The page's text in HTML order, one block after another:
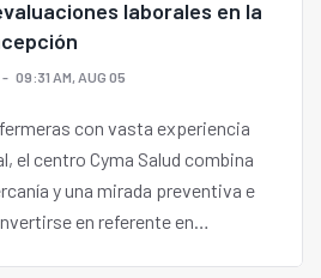
laborales en la
09:31 AM, AUG 05
con vasta experiencia
el centro Cyma Salud combina
y una mirada preventiva e
en referente en